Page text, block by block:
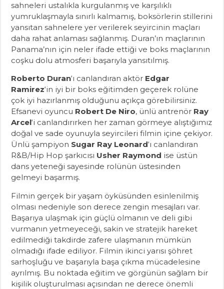
sahneleri ustalıkla kurgulanmış ve karşılıklı
yumruklaşmayla sınırlı kalmamış, boksörlerin stillerini
yansıtan sahnelere yer verilerek seyircinin maçları
daha rahat anlaması sağlanmış. Duran’ın maçlarının
Panama’nın için neler ifade ettiği ve boks maçlarının
coşku dolu atmosferi başarıyla yansıtılmış.
Roberto Duran‘ı canlandıran aktör Edgar
Ramirez‘in iyi bir boks eğitimden geçerek rolüne
çok iyi hazırlanmış olduğunu açıkça görebilirsiniz.
Efsanevi oyuncu Robert De Niro, ünlü antrenör Ray
Arcel‘i canlandırırken her zaman görmeye alıştığımız
doğal ve sade oyunuyla seyircileri filmin içine çekiyor.
Ünlü şampiyon Sugar Ray Leonard‘ı canlandıran
R&B/Hip Hop şarkıcısı Usher Raymond ise üstün
dans yeteneği sayesinde rolünün üstesinden
gelmeyi başarmış.
Filmin gerçek bir yaşam öyküsünden esinlenilmiş
olması nedeniyle son derece zengin mesajları var.
Başarıya ulaşmak için güçlü olmanın ve deli gibi
vurmanın yetmeyeceği, sakin ve stratejik hareket
edilmediği takdirde zafere ulaşmanın mümkün
olmadığı ifade ediliyor. Filmin ikinci yarısı şöhret
sarhoşluğu ve başarıyla başa çıkma mücadelesine
ayrılmış. Bu noktada eğitim ve görgünün sağlam bir
kişilik oluşturulması açısından ne derece önemli